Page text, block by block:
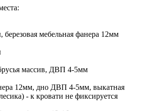
березовая мебельная фанера 12мм
массив, ДВП 4-5мм
12мм, дно ДВП 4-5мм, выкатная
- к кровати не фиксируется